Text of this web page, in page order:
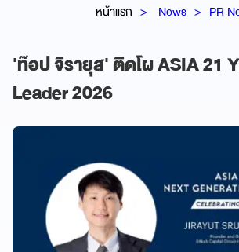
หน้าแรก News PR
'ท๊อป จิรายุส' ติดโผ ASIA 21
Leader 2026